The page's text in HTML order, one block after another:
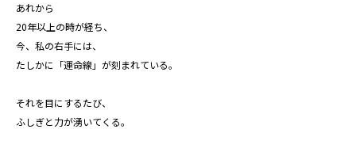
あれから
20年以上の時が経ち、
今、私の右手には、
たしかに「運命線」が刻まれている。
それを目にするたび、
ふしぎと力が湧いてくる。